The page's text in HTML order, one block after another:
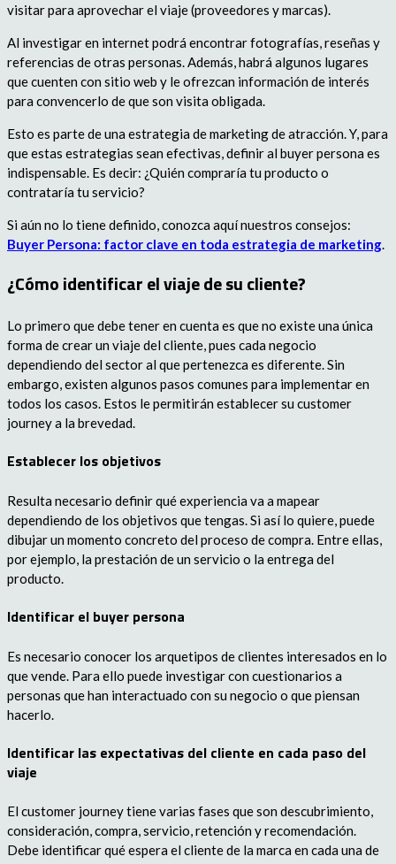
visitar para aprovechar el viaje (proveedores y marcas).
Al investigar en internet podrá encontrar fotografías, reseñas y
referencias de otras personas. Además, habrá algunos lugares
que cuenten con sitio web y le ofrezcan información de interés
para convencerlo de que son visita obligada.
Esto es parte de una estrategia de marketing de atracción. Y, para
que estas estrategias sean efectivas, definir al buyer persona es
indispensable. Es decir: ¿Quién compraría tu producto o
contrataría tu servicio?
Si aún no lo tiene definido, conozca aquí nuestros consejos:
Buyer Persona: factor clave en toda estrategia de marketing.
¿Cómo identificar el viaje de su cliente?
Lo primero que debe tener en cuenta es que no existe una única
forma de crear un viaje del cliente, pues cada negocio
dependiendo del sector al que pertenezca es diferente. Sin
embargo, existen algunos pasos comunes para implementar en
todos los casos. Estos le permitirán establecer su customer
journey a la brevedad.
Establecer los objetivos
Resulta necesario definir qué experiencia va a mapear
dependiendo de los objetivos que tengas. Si así lo quiere, puede
dibujar un momento concreto del proceso de compra. Entre ellas,
por ejemplo, la prestación de un servicio o la entrega del
producto.
Identificar el buyer persona
Es necesario conocer los arquetipos de clientes interesados en lo
que vende. Para ello puede investigar con cuestionarios a
personas que han interactuado con su negocio o que piensan
hacerlo.
Identificar las expectativas del cliente en cada paso del
viaje
El customer journey tiene varias fases que son descubrimiento,
consideración, compra, servicio, retención y recomendación.
Debe identificar qué espera el cliente de la marca en cada una de